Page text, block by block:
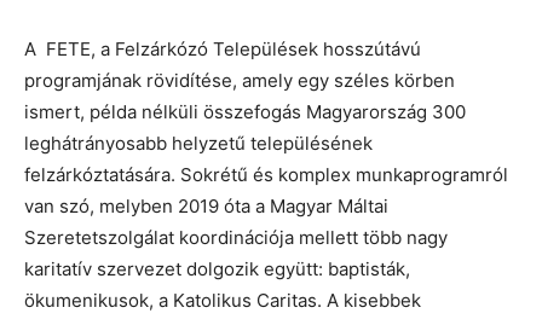
A FETE, a Felzárkózó Települések hosszútávú
programjának rövidítése, amely egy széles körben
ismert, példa nélküli összefogás Magyarország 300
leghátrányosabb helyzetű településének
felzárkóztatására. Sokrétű és komplex munkaprogramról
van szó, melyben 2019 óta a Magyar Máltai
Szeretetszolgálat koordinációja mellett több nagy
karitatív szervezet dolgozik együtt: baptisták,
ökumenikusok, a Katolikus Caritas. A kisebbek